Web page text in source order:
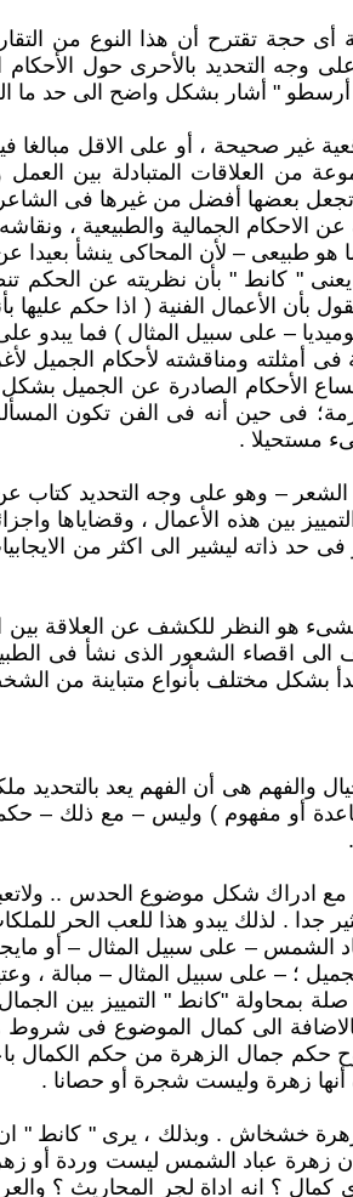
أى حجة تقترح أن هذا النوع من
وجه التحديد بالأحرى حول
" أرسطو " أشار بشكل واضح الى حد ما
غير صحيحة ، أو على الاقل
من العلاقات المتبادلة بين
تجعل بعضها أفضل من غيرها فى
الجمالية والطبيعية ،
هو طبيعى – لأن المحاكى ينشأ بعيدا
. يعنى " كانط " بأن نظريته عن
بأن الأعمال الفنية ( اذا حكم
– على سبيل المثال ) فما يبدو
أمثلته ومناقشته لأحكام الجميل
الأحكام الصادرة عن الجميل
فى حين أنه فى الفن تكون
مستحيلا .
– وهو على وجه التحديد كتاب
بين هذه الأعمال ،
حد ذاته ليشير الى اكثر من
هو النظر للكشف عن العلاقة
اقصاء الشعور الذى نشأ فى
بشكل مختلف بأنواع متباينة من
والفهم هى أن الفهم يعد
مفهوم ) وليس – مع ذلك – حكما
ادراك شكل موضوع الحدس ..
جدا . لذلك يبدو هذا للعب الحر
– على سبيل المثال – أو
؛ – على سبيل المثال – مبالة
بمحاولة "كانط " التمييز بين
بالاضافة الى كمال الموضوع فى
حكم جمال الزهرة من حكم الكمال
أنها زهرة وليست شجرة أو حصانا .
خشخاش . وبذلك ، يرى " كانط " ان
بأن زهرة عباد الشمس ليست وردة
؟ انه اداة لجر المحاريث ؟